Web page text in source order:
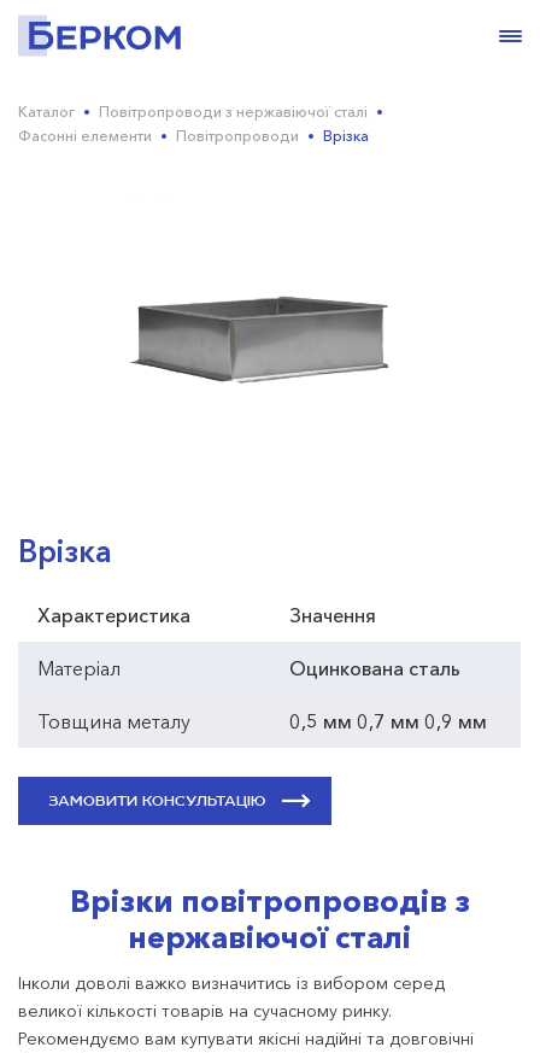
Каталог
Повітропроводи з нержавіючої сталі
Фасонні елементи
Повітропроводи Врізка
Врізка
Характеристика Значення
Матеріал Оцинкована сталь
Товщина металу 0,5 мм 0,7 мм 0,9 мм
ЗАМОВИТИ КОНСУЛЬТАЦІЮ
Врізки повітропроводів з
нержавіючої сталі
Інколи доволі важко визначитись із вибором серед
великої кількості товарів на сучасному ринку.
Рекомендуємо вам купувати якісні надійні та довговічні